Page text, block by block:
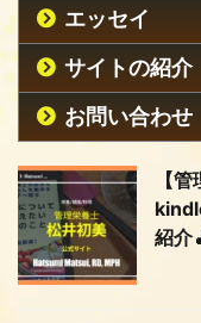
エッセイ
サイトの紹介
お問い合わせ
【
紹介